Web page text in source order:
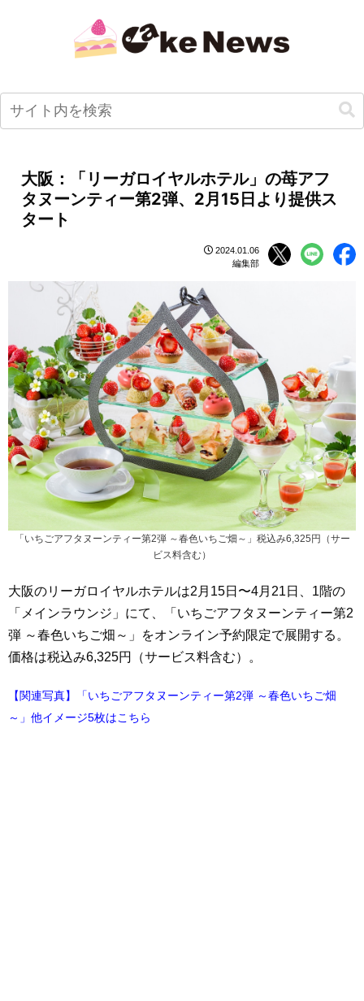
大阪：「リーガロイヤルホテル」の苺アフ
タヌーンティー第2弾、2月15日より提供ス
タート
2024.01.06
編集部
「いちごアフタヌーンティー第2弾 ～春色いちご畑～」税込み6,325円（サー
ビス料含む）
大阪のリーガロイヤルホテルは2月15日〜4月21日、1階の
「メインラウンジ」にて、「いちごアフタヌーンティー第2
弾 ～春色いちご畑～」をオンライン予約限定で展開する。
価格は税込み6,325円（サービス料含む）。
【関連写真】「いちごアフタヌーンティー第2弾 ～春色いちご畑
～」他イメージ5枚はこちら